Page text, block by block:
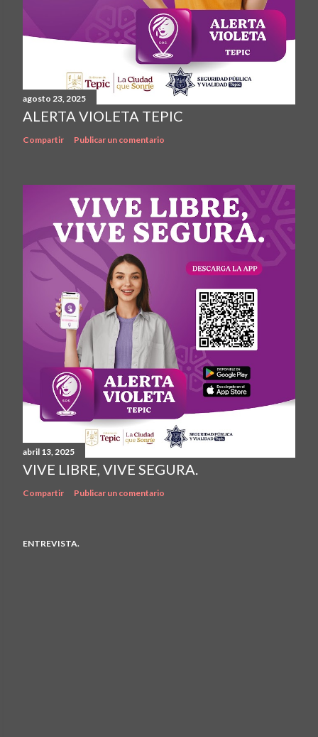
agosto 23, 2025
ALERTA VIOLETA TEPIC
Compartir Publicar un comentario
abril 13, 2025
VIVE LIBRE, VIVE SEGURA.
Compartir Publicar un comentario
ENTREVISTA.